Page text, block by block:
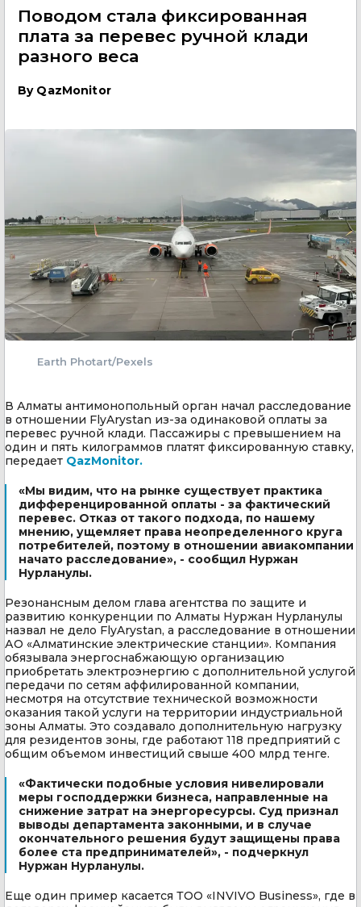
Поводом стала фиксированная
плата за перевес ручной клади
разного веса
By QazMonitor
Earth Photart/Pexels
В Алматы антимонопольный орган начал расследование
в отношении FlyArystan из-за одинаковой оплаты за
перевес ручной клади. Пассажиры с превышением на
один и пять килограммов платят фиксированную ставку,
передает QazMonitor.
«Мы видим, что на рынке существует практика
дифференцированной оплаты - за фактический
перевес. Отказ от такого подхода, по нашему
мнению, ущемляет права неопределенного круга
потребителей, поэтому в отношении авиакомпании
начато расследование», - сообщил Нуржан
Нурланулы.
Резонансным делом глава агентства по защите и
развитию конкуренции по Алматы Нуржан Нурланулы
назвал не дело FlyArystan, а расследование в отношении
АО «Алматинские электрические станции». Компания
обязывала энергоснабжающую организацию
приобретать электроэнергию с дополнительной услугой
передачи по сетям аффилированной компании,
несмотря на отсутствие технической возможности
оказания такой услуги на территории индустриальной
зоны Алматы. Это создавало дополнительную нагрузку
для резидентов зоны, где работают 118 предприятий с
общим объемом инвестиций свыше 400 млрд тенге.
«Фактически подобные условия нивелировали
меры господдержки бизнеса, направленные на
снижение затрат на энергоресурсы. Суд признал
выводы департамента законными, и в случае
окончательного решения будут защищены права
более ста предпринимателей», - подчеркнул
Нуржан Нурланулы.
Еще один пример касается ТОО «INVIVO Business», где в